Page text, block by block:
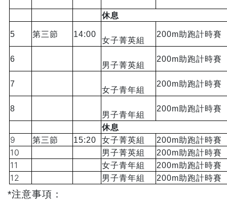
休息
5 第三節 14:00
女子菁英組
200m助跑計時賽
6
男子菁英組
200m助跑計時賽
7
女子青年組
200m助跑計時賽
8
男子青年組
200m助跑計時賽
休息
9 第三節 15:20 女子菁英組 200m助跑計時賽
10 男子菁英組 200m助跑計時賽
11 女子青年組 200m助跑計時賽
12 男子青年組 200m助跑計時賽
*注意事項：